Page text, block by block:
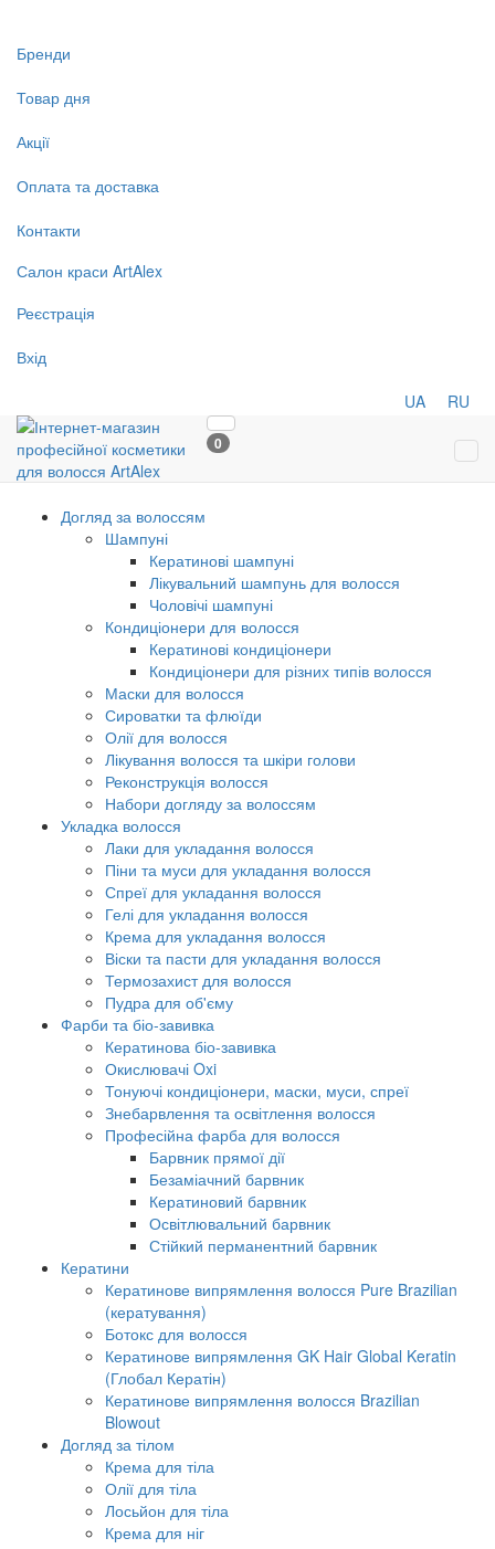
Бренди
Товар дня
Акції
Оплата та доставка
Контакти
Салон краси ArtAlex
Реєстрація
Вхід
UA RU
0
Догляд за волоссям
Шампуні
Кератинові шампуні
Лікувальний шампунь для волосся
Чоловічі шампуні
Кондиціонери для волосся
Кератинові кондиціонери
Кондиціонери для різних типів волосся
Маски для волосся
Сироватки та флюїди
Олії для волосся
Лікування волосся та шкіри голови
Реконструкція волосся
Набори догляду за волоссям
Укладка волосся
Лаки для укладання волосся
Піни та муси для укладання волосся
Спреї для укладання волосся
Гелі для укладання волосся
Крема для укладання волосся
Віски та пасти для укладання волосся
Термозахист для волосся
Пудра для об'єму
Фарби та біо-завивка
Кератинова біо-завивка
Окислювачі Oxi
Тонуючі кондиціонери, маски, муси, спреї
Знебарвлення та освітлення волосся
Професійна фарба для волосся
Барвник прямої дії
Безаміачний барвник
Кератиновий барвник
Освітлювальний барвник
Стійкий перманентний барвник
Кератини
Кератинове випрямлення волосся Pure Brazilian
(кератування)
Ботокс для волосся
Кератинове випрямлення GK Hair Global Keratin
(Глобал Кератін)
Кератинове випрямлення волосся Brazilian
Blowout
Догляд за тілом
Крема для тіла
Олії для тіла
Лосьйон для тіла
Крема для ніг